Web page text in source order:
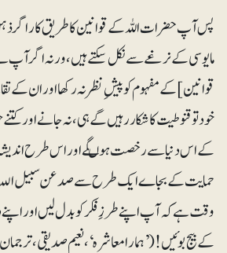
پس آپ حضرات اللہ کے قوانین کا طریق کار اگر
مایوسی کے نرغے سے نکل سکتے ہیں، ورنہ اگر آپ
قوانین] کے مفہوم کو پیشِ نظر نہ رکھا اور ان کے
خود تو قنوطیت کا شکار رہیں گے ہی، نہ جانے اور
کے اس دنیا سے رخصت ہوںگے اور اس طرح
حمایت کے بجاے ایک طرح سے صد عن سبیل اللّٰہ
وقت ہے کہ آپ اپنے طرزِ فکر کو بدل لیں اور اپنے